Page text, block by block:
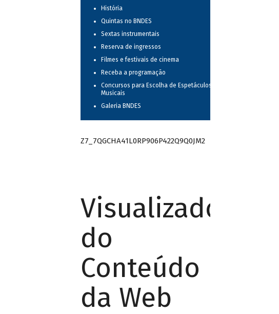
História
Quintas no BNDES
Sextas instrumentais
Reserva de ingressos
Filmes e festivais de cinema
Receba a programação
Concursos para Escolha de Espetáculos
Musicais
Galeria BNDES
Z7_7QGCHA41L0RP906P422Q9Q0JM2
Visualizador
do
Conteúdo
da Web